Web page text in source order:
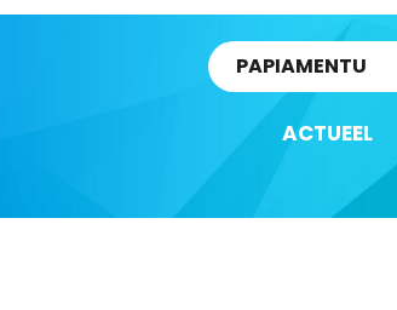
PAPIAMENTU
ACTUEEL